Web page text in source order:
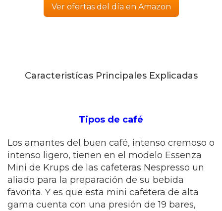
Ver ofertas del día en Amazon
Caracteristícas Principales Explicadas
Tipos de café
Los amantes del buen café, intenso cremoso o
intenso ligero, tienen en el modelo Essenza
Mini de Krups de las cafeteras Nespresso un
aliado para la preparación de su bebida
favorita. Y es que esta mini cafetera de alta
gama cuenta con una presión de 19 bares,